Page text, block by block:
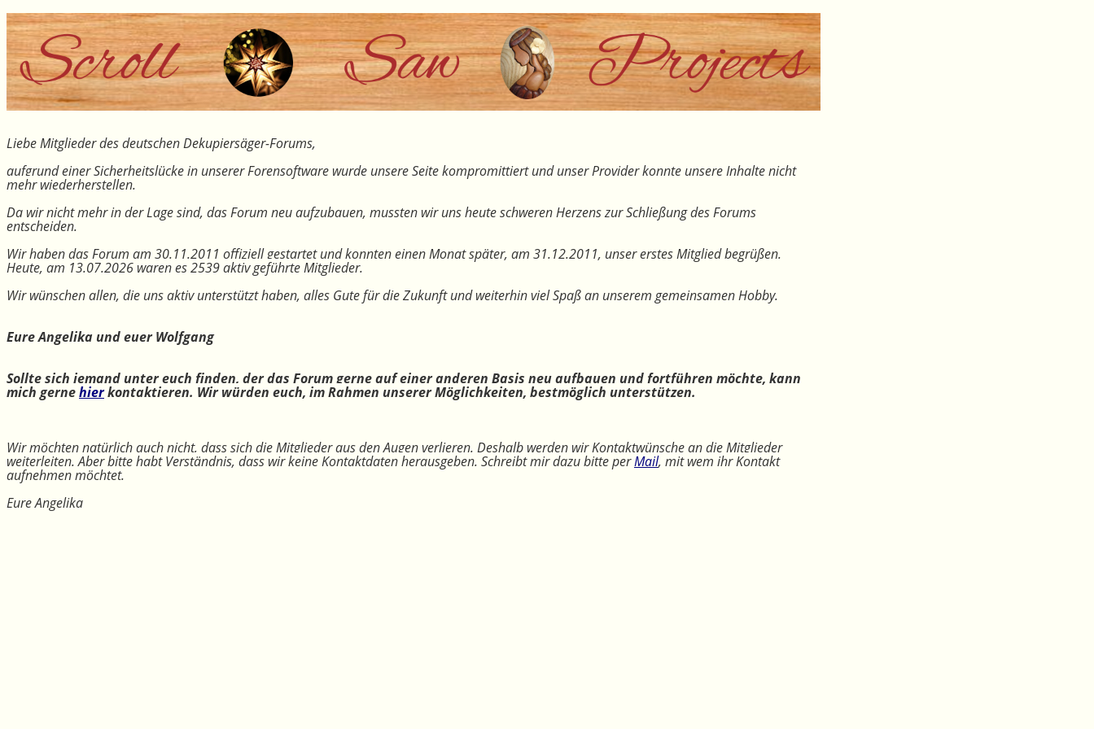
Liebe Mitglieder des deutschen Dekupiersäger-Forums,
aufgrund einer Sicherheitslücke in unserer Forensoftware wurde unsere Seite kompromittiert und unser Provider konnte unsere Inhalte nicht
mehr wiederherstellen.
Da wir nicht mehr in der Lage sind, das Forum neu aufzubauen, mussten wir uns heute schweren Herzens zur Schließung des Forums
entscheiden.
Wir haben das Forum am 30.11.2011 offiziell gestartet und konnten einen Monat später, am 31.12.2011, unser erstes Mitglied begrüßen.
Heute, am 13.07.2026 waren es 2539 aktiv geführte Mitglieder.
Wir wünschen allen, die uns aktiv unterstützt haben, alles Gute für die Zukunft und weiterhin viel Spaß an unserem gemeinsamen Hobby.
Eure Angelika und euer Wolfgang
Sollte sich jemand unter euch finden, der das Forum gerne auf einer anderen Basis neu aufbauen und fortführen möchte, kann
mich gernehierkontaktieren. Wir würden euch, im Rahmen unserer Möglichkeiten, bestmöglich unterstützen.
Wir möchten natürlich auch nicht, dass sich die Mitglieder aus den Augen verlieren. Deshalb werden wir Kontaktwünsche an die Mitglieder
weiterleiten. Aber bitte habt Verständnis, dass wir keine Kontaktdaten herausgeben. Schreibt mir dazu bitte perMail, mit wem ihr Kontakt
aufnehmen möchtet.
Eure Angelika